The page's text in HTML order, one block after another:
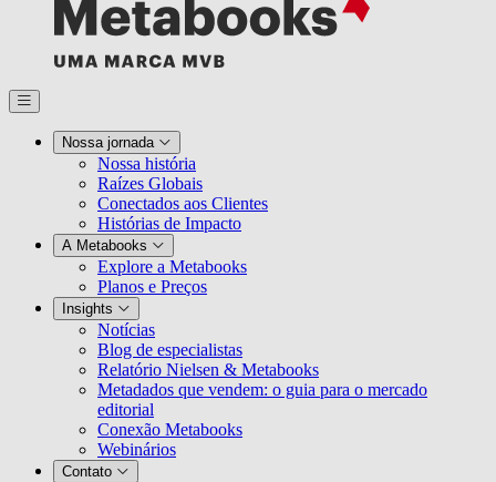
Nossa jornada
Nossa história
Raízes Globais
Conectados aos Clientes
Histórias de Impacto
A Metabooks
Explore a Metabooks
Planos e Preços
Insights
Notícias
Blog de especialistas
Relatório Nielsen & Metabooks
Metadados que vendem: o guia para o mercado
editorial
Conexão Metabooks
Webinários
Contato